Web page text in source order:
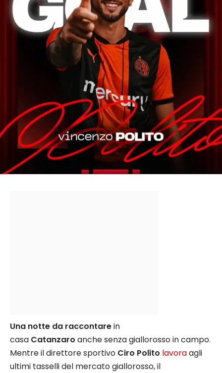
Una notte da raccontarein
casa Catanzaro anche senza giallorosso in campo.
Mentre il direttore sportivo Ciro Polito lavoraagli
ultimi tasselli del mercato giallorosso, il